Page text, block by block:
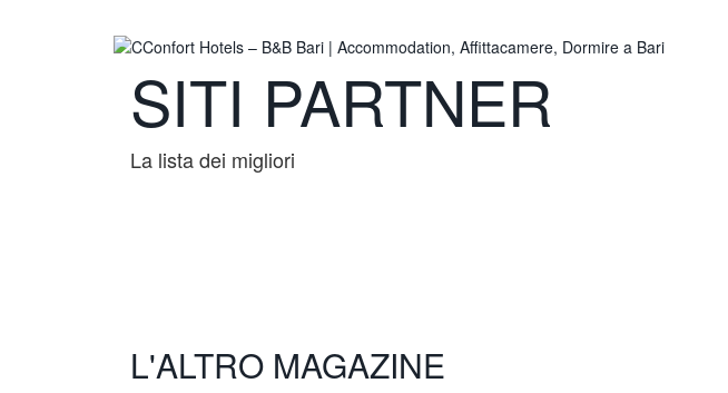
SITI PARTNER
La lista dei migliori
L'ALTRO MAGAZINE